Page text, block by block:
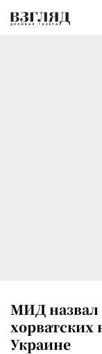
МИД назвал
хорватских
Украине